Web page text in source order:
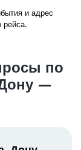
и адрес
рейса.
по
—